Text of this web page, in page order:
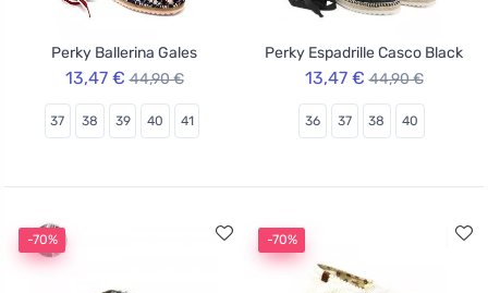
Perky Ballerina Gales
13,47 € 44,90 €
37 38 39 40 41
Perky Espadrille Casco Black
13,47 € 44,90 €
36 37 38 40
-70% -70%